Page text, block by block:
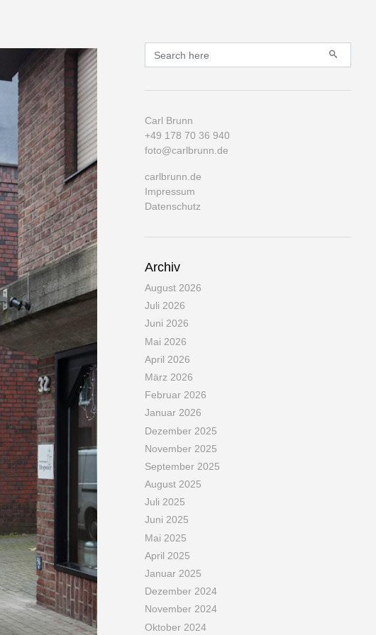
Primary
Search for:
Carl Brunn
+49 178 70 36 940
foto@carlbrunn.de
carlbrunn.de
Impressum
Datenschutz
Archiv
August 2026
Juli 2026
Juni 2026
Mai 2026
April 2026
März 2026
Februar 2026
Januar 2026
Dezember 2025
November 2025
September 2025
August 2025
Juli 2025
Juni 2025
Mai 2025
April 2025
Januar 2025
Dezember 2024
November 2024
Oktober 2024